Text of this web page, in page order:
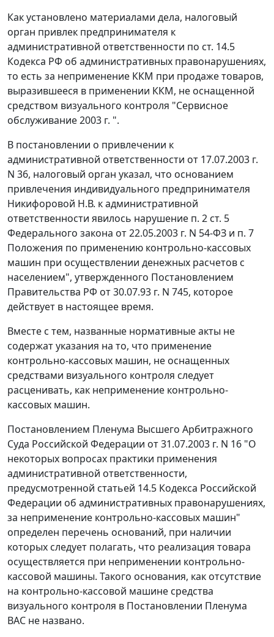
Как установлено материалами дела, налоговый
орган привлек предпринимателя к
административной ответственности по ст. 14.5
Кодекса РФ об административных правонарушениях,
то есть за неприменение ККМ при продаже товаров,
выразившееся в применении ККМ, не оснащенной
средством визуального контроля "Сервисное
обслуживание 2003 г. ".
В постановлении о привлечении к
административной ответственности от 17.07.2003 г.
N 36, налоговый орган указал, что основанием
привлечения индивидуального предпринимателя
Никифоровой Н.В. к административной
ответственности явилось нарушение п. 2 ст. 5
Федерального закона от 22.05.2003 г. N 54-ФЗ и п. 7
Положения по применению контрольно-кассовых
машин при осуществлении денежных расчетов с
населением", утвержденного Постановлением
Правительства РФ от 30.07.93 г. N 745, которое
действует в настоящее время.
Вместе с тем, названные нормативные акты не
содержат указания на то, что применение
контрольно-кассовых машин, не оснащенных
средствами визуального контроля следует
расценивать, как неприменение контрольно-
кассовых машин.
Постановлением Пленума Высшего Арбитражного
Суда Российской Федерации от 31.07.2003 г. N 16 "О
некоторых вопросах практики применения
административной ответственности,
предусмотренной статьей 14.5 Кодекса Российской
Федерации об административных правонарушениях,
за неприменение контрольно-кассовых машин"
определен перечень оснований, при наличии
которых следует полагать, что реализация товара
осуществляется при неприменении контрольно-
кассовой машины. Такого основания, как отсутствие
на контрольно-кассовой машине средства
визуального контроля в Постановлении Пленума
ВАС не названо.